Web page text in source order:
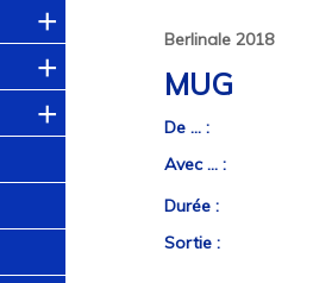
+
+
+
Berlinale 2018
MUG
De ... :
Avec ... :
Durée :
Sortie :